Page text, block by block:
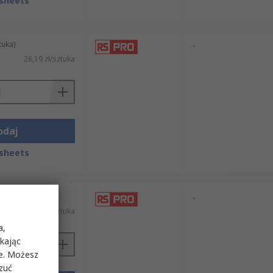
26,19 zł/sztuka
-
26,19 zł/sztuka
-
Możesz